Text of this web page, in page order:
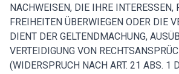
NACHWEISEN, DIE IHRE INTERESSEN,
FREIHEITEN ÜBERWIEGEN ODER DIE
DIENT DER GELTENDMACHUNG,
VERTEIDIGUNG VON
(WIDERSPRUCH NACH ART. 21 ABS. 1